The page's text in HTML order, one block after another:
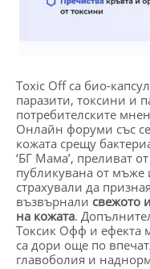
Toxic Off са био-
паразити, токсини и
потребителските
Онлайн форуми със
кожата срещу
‘БГ Мама’, преливат
публикувана от мъже
страхували да
възвърнали свежото
на кожата.
Токсик Офф и ефекта
са дори още по
главоболия и